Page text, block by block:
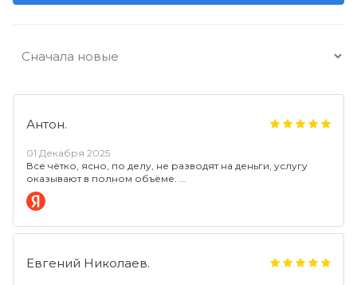
Антон.
01 Декабря 2025
Все чётко, ясно, по делу, не разводят на деньги, услугу
оказывают в полном объёме.
Евгений Николаев.